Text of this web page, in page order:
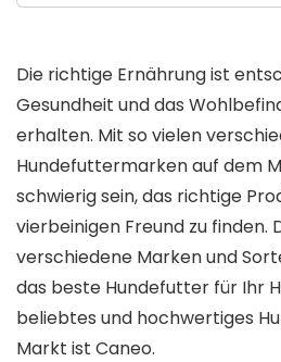
Die richtige Ernährung ist
Gesundheit und das
erhalten. Mit so vielen
Hundefuttermarken auf dem
schwierig sein, das richtige
vierbeinigen Freund zu finden.
verschiedene Marken und
das beste Hundefutter für Ihr
beliebtes und hochwertiges
Markt ist Caneo.